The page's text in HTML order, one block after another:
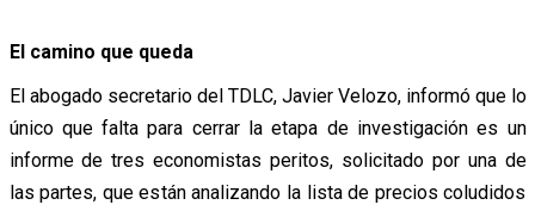
El camino que queda
El abogado secretario del TDLC, Javier Velozo, informó que lo
único que falta para cerrar la etapa de investigación es un
informe de tres economistas peritos, solicitado por una de
las partes, que están analizando la lista de precios coludidos